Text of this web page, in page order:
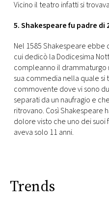
Vicino il teatro infatti si
5. Shakespeare fu padre di
Nel 1585 Shakespeare
cui dedicò la Dodicesima
compleanno il drammaturgo
sua commedia nella quale si
commovente dove vi sono
separati da un naufragio e
ritrovano. Così Shakespeare
dolore visto che uno dei
aveva solo 11 anni.
Trends